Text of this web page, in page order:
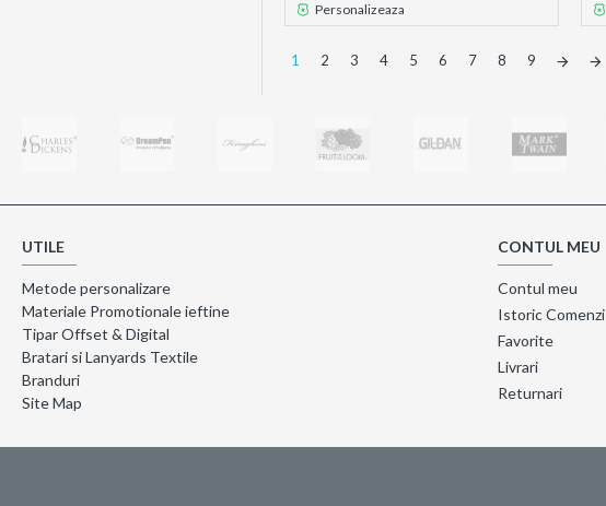
Personalizeaza
1 2 3 4 5 6 7 8 9
UTILE
Metode personalizare
Materiale Promotionale ieftine
Tipar Offset & Digital
Bratari si Lanyards Textile
Branduri
Site Map
CONTUL MEU
Contul meu
Istoric Comenzi
Favorite
Livrari
Returnari